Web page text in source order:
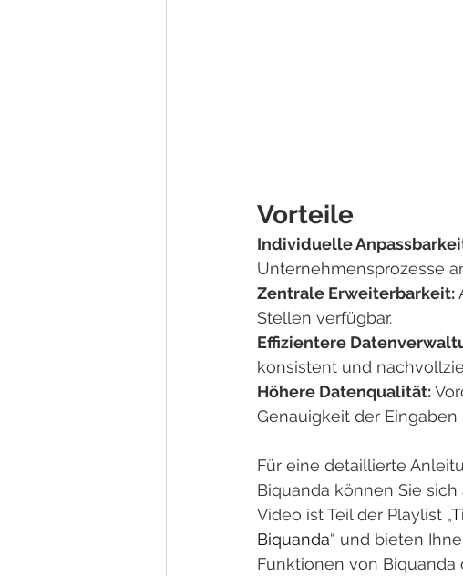
Vorteile
Individuelle
Unternehmensprozesse
Zentrale Erweiterbarkeit:
Stellen verfügbar.
Effizientere
konsistent und
Höhere Datenqualität:
Genauigkeit der
Für eine detaillierte
Biquanda können Sie
Video ist Teil der Playlist „
Biquanda“ und bieten
Funktionen von